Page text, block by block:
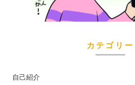
カテゴリー
自己紹介